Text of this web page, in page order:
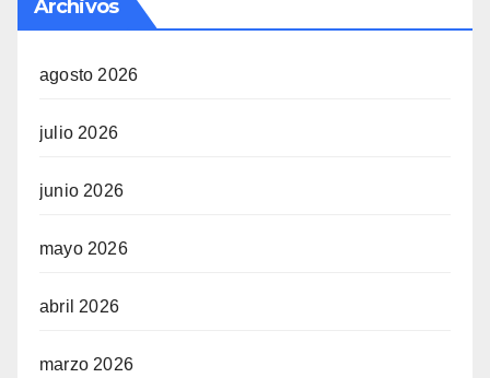
Archivos
agosto 2026
julio 2026
junio 2026
mayo 2026
abril 2026
marzo 2026